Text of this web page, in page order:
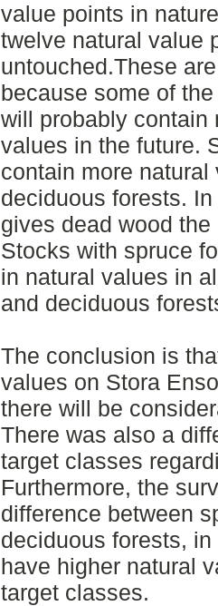
value points in
twelve natural value
untouched.These
because some of
will probably contain
values in the future.
contain more
deciduous forests.
gives dead wood
Stocks with spruce
in natural values in
and deciduous
The conclusion is
values on Stora
there will be
There was also a
target classes
Furthermore, the
difference between
deciduous forests,
have higher natural
target classes.